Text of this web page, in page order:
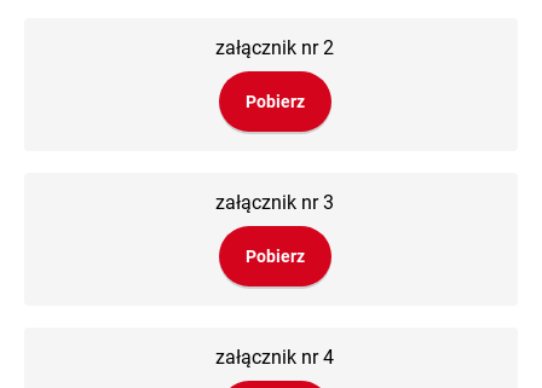
załącznik nr 2
Pobierz
załącznik nr 3
Pobierz
załącznik nr 4